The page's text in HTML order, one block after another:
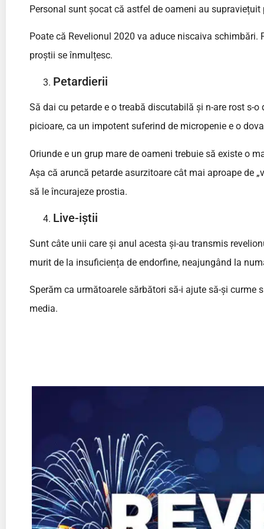
Personal sunt șocat că astfel de oameni au
Poate că Revelionul 2020 va aduce niscaiva
proștii se înmulțesc.
Petardierii
Să dai cu petarde e o treabă discutabilă și n-are rost s-
picioare, ca un impotent suferind de micropenie e o
Oriunde e un grup mare de oameni trebuie să existe o
Așa că aruncă petarde asurzitoare cât mai aproape de
să le încurajeze prostia.
Live-iștii
Sunt câte unii care și anul acesta și-au transmis
murit de la insuficiența de endorfine, neajungând la
Sperăm ca următoarele sărbători să-i ajute să-și
media.